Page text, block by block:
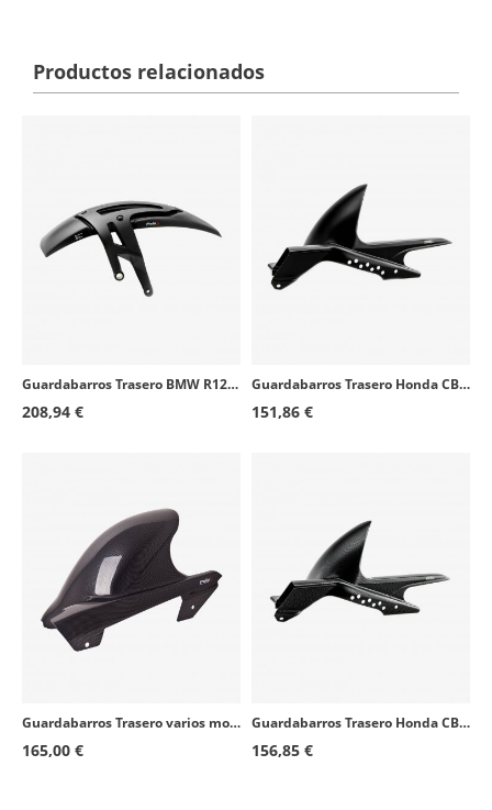
Productos relacionados
Guardabarros Trasero BMW R1200R/RS (18), R1250R/RS (18-26) Negro mate Puig 3503J
208,94 €
Guardabarros Trasero Honda CB/CBR500F/X/R (19-21) Negro mate Puig 3557J
151,86 €
Guardabarros Trasero varios modelos de Honda Símil carbono Puig 4127C
165,00 €
Guardabarros Trasero Honda CB/CBR500F/X/R (19-21) Símil carbono Puig 3557C
156,85 €